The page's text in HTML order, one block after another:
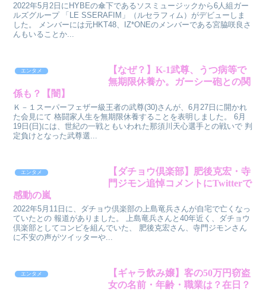
2022年5月2日にHYBEの傘下であるソスミュージックから6人組ガー
ルズグループ 「LE SSERAFIM」（ルセラフィム）がデビューしま
した。 メンバーには元HKT48、IZ*ONEのメンバーである宮脇咲良さ
んもいることか...
エンタメ
【なぜ？】K-1武尊、うつ病等で
無期限休養か。ガーシー砲との関
係も？【闇】
Ｋ－１スーパーフェザー級王者の武尊(30)さんが、6月27日に開かれ
た会見にて 格闘家人生を無期限休養することを表明しました。 6月
19日(日)には、世紀の一戦ともいわれた那須川天心選手との戦いで 判
定負けとなった武尊選...
エンタメ
【ダチョウ倶楽部】肥後克宏・寺
門ジモン追悼コメントにTwitterで
感動の嵐
2022年5月11日に、ダチョウ倶楽部の上島竜兵さんが自宅で亡くなっ
ていたとの 報道がありました。 上島竜兵さんと40年近く、ダチョウ
倶楽部としてコンビを組んでいた、 肥後克宏さん、寺門ジモンさん
に不安の声がツイッターや...
エンタメ
【ギャラ飲み嬢】客の50万円窃盗
女の名前・年齢・職業は？在日？